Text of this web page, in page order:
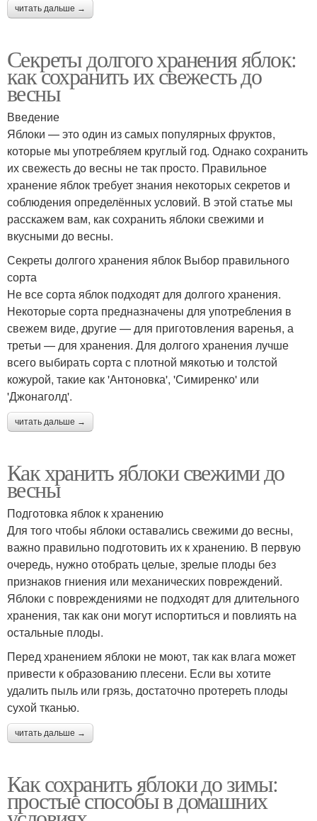
читать дальше →
Секреты долгого хранения яблок:
как сохранить их свежесть до
весны
Введение
Яблоки — это один из самых популярных фруктов,
которые мы употребляем круглый год. Однако сохранить
их свежесть до весны не так просто. Правильное
хранение яблок требует знания некоторых секретов и
соблюдения определённых условий. В этой статье мы
расскажем вам, как сохранить яблоки свежими и
вкусными до весны.
Секреты долгого хранения яблок Выбор правильного
сорта
Не все сорта яблок подходят для долгого хранения.
Некоторые сорта предназначены для употребления в
свежем виде, другие — для приготовления варенья, а
третьи — для хранения. Для долгого хранения лучше
всего выбирать сорта с плотной мякотью и толстой
кожурой, такие как 'Антоновка', 'Симиренко' или
'Джонаголд'.
читать дальше →
Как хранить яблоки свежими до
весны
Подготовка яблок к хранению
Для того чтобы яблоки оставались свежими до весны,
важно правильно подготовить их к хранению. В первую
очередь, нужно отобрать целые, зрелые плоды без
признаков гниения или механических повреждений.
Яблоки с повреждениями не подходят для длительного
хранения, так как они могут испортиться и повлиять на
остальные плоды.
Перед хранением яблоки не моют, так как влага может
привести к образованию плесени. Если вы хотите
удалить пыль или грязь, достаточно протереть плоды
сухой тканью.
читать дальше →
Как сохранить яблоки до зимы:
простые способы в домашних